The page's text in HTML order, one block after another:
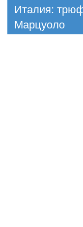
Италия:
Марцуоло